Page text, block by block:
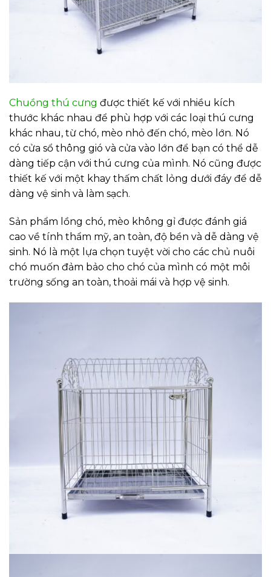
Chuồng thú cưng được thiết kế với nhiều kích
thước khác nhau để phù hợp với các loại thú cưng
khác nhau, từ chó, mèo nhỏ đến chó, mèo lớn. Nó
có cửa sổ thông gió và cửa vào lớn để bạn có thể dễ
dàng tiếp cận với thú cưng của mình. Nó cũng được
thiết kế với một khay thấm chất lỏng dưới đáy để dễ
dàng vệ sinh và làm sạch.
Sản phẩm lồng chó, mèo không gỉ được đánh giá
cao về tính thẩm mỹ, an toàn, độ bền và dễ dàng vệ
sinh. Nó là một lựa chọn tuyệt vời cho các chủ nuôi
chó muốn đảm bảo cho chó của mình có một môi
trường sống an toàn, thoải mái và hợp vệ sinh.